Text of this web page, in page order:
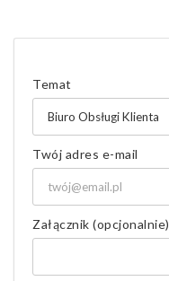
Temat
Twój adres e-mail
Załącznik (opcjonalnie)